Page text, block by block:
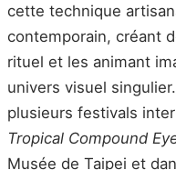
cette technique
contemporain, créant
rituel et les animant
univers visuel singulier.
plusieurs festivals
Tropical Compound
Musée de Taipei et